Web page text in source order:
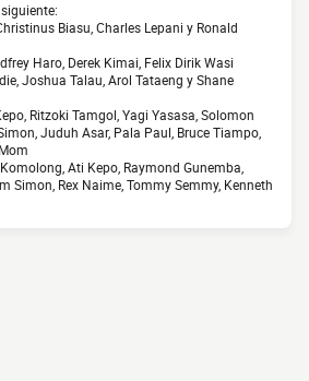
Biasu, Charles Lepani y Ronald
Haro, Derek Kimai, Felix Dirik Wasi
Joshua Talau, Arol Tataeng y Shane
Ritzoki Tamgol, Yagi Yasasa, Solomon
Juduh Asar, Pala Paul, Bruce Tiampo,
Ati Kepo, Raymond Gunemba,
Simon, Rex Naime, Tommy Semmy, Kenneth